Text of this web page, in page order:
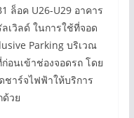
ล็อค U26-U29 อาคาร
เวิลด์ ในการใช้ที่จอด
Parking บริเวณ
อนเข้าช่องจอดรถ โดย
ชาร์จไฟฟ้าให้บริการ
วย